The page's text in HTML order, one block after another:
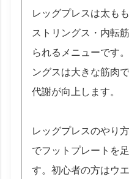
レッグプレスは太も
ストリングス・内転
られるメニューです
ングスは大きな筋肉
代謝が向上します。
レッグプレスのやり
でフットプレートを
す。初心者の方はウ